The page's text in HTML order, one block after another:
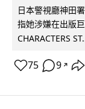
日本警視廳神田
指她涉嫌在出版
CHARACTERS
75 9 ↗